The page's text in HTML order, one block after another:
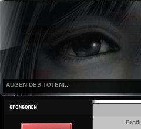
AUGEN DES TOTEN!...
Profil